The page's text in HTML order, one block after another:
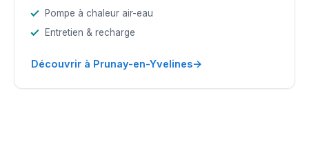
Pompe à chaleur air-eau
Entretien & recharge
Découvrir à Prunay-en-Yvelines→